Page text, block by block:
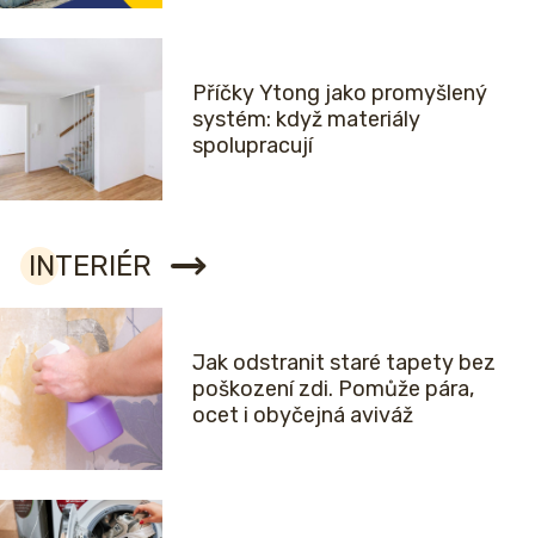
Příčky Ytong jako promyšlený
systém: když materiály
spolupracují
INTERIÉR
Jak odstranit staré tapety bez
poškození zdi. Pomůže pára,
ocet i obyčejná aviváž